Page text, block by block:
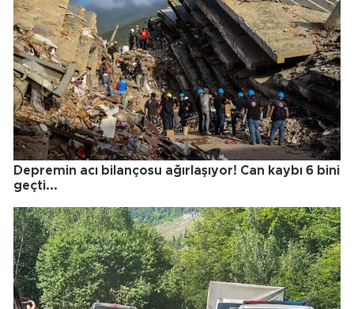
Depremin acı bilançosu ağırlaşıyor! Can kaybı 6 bini
geçti...